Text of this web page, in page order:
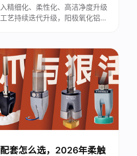
精细化、柔性化、高洁净度升级
艺持续迭代升级，阳极氧化铝、
号卡托共线量产场景中，长期存
、治具换型繁琐、异形工件抓取
产线良率与生......
套怎么选，2026年柔触